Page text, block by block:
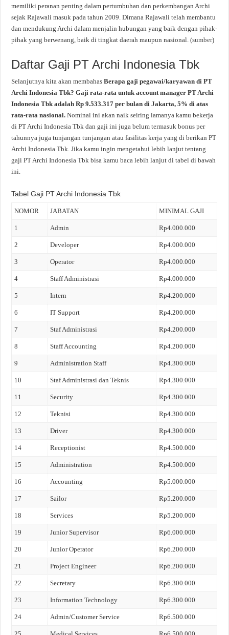
memiliki peranan penting dalam pertumbuhan dan perkembangan Archi
sejak Rajawali masuk pada tahun 2009. Dimana Rajawali telah membantu
dan mendukung Archi dalam menjalin hubungan yang baik dengan pihak-
pihak yang berwenang, baik di tingkat daerah maupun nasional. (sumber)
Daftar Gaji PT Archi Indonesia Tbk
Selanjutnya kita akan membahasBerapa gaji pegawai/karyawan di PT
Archi Indonesia Tbk? Gaji rata-rata untuk account manager PT Archi
Indonesia Tbk adalah Rp 9.533.317 per bulan di Jakarta, 5% di atas
rata-rata nasional.Nominal ini akan naik seiring lamanya kamu bekerja
di PT Archi Indonesia Tbk dan gaji ini juga belum termasuk bonus per
tahunnya juga tunjangan tunjangan atau fasilitas kerja yang di berikan PT
Archi Indonesia Tbk. Jika kamu ingin mengetahui lebih lanjut tentang
gaji PT Archi Indonesia Tbk bisa kamu baca lebih lanjut di tabel di bawah
ini.
Tabel Gaji PT Archi Indonesia Tbk
NOMOR JABATAN MINIMAL GAJI
1 Admin Rp4.000.000
2 Developer Rp4.000.000
3 Operator Rp4.000.000
4 Staff Administrasi Rp4.000.000
5 Intern Rp4.200.000
6 IT Support Rp4.200.000
7 Staf Administrasi Rp4.200.000
8 Staff Accounting Rp4.200.000
9 Administration Staff Rp4.300.000
10 Staf Administrasi dan Teknis Rp4.300.000
11 Security Rp4.300.000
12 Teknisi Rp4.300.000
13 Driver Rp4.300.000
14 Receptionist Rp4.500.000
15 Administration Rp4.500.000
16 Accounting Rp5.000.000
17 Sailor Rp5.200.000
18 Services Rp5.200.000
19 Junior Supervisor Rp6.000.000
20 Junior Operator Rp6.200.000
21 Project Engineer Rp6.200.000
22 Secretary Rp6.300.000
23 Information Technology Rp6.300.000
24 Admin/Customer Service Rp6.500.000